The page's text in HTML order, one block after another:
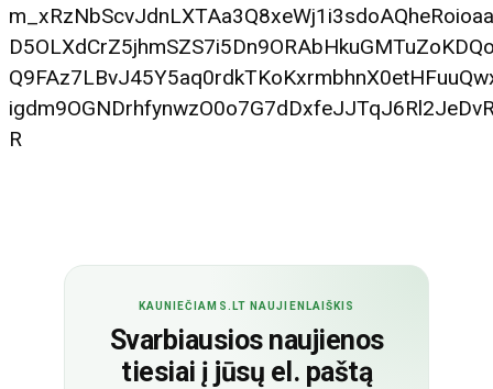
R
KAUNIEČIAMS.LT NAUJIENLAIŠKIS
Svarbiausios naujienos
tiesiai į jūsų el. paštą